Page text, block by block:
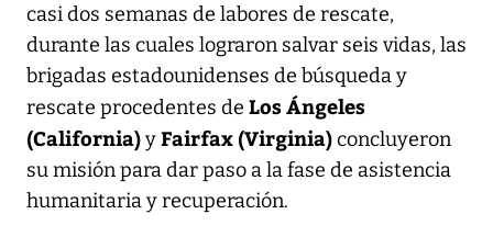
casi dos semanas de labores de rescate,
durante las cuales lograron salvar seis vidas, las
brigadas estadounidenses de búsqueda y
rescate procedentes de Los Ángeles
(California)yFairfax (Virginia)concluyeron
su misión para dar paso a la fase de asistencia
humanitaria y recuperación.